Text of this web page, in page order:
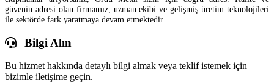
güvenin adresi olan firmamız, uzman ekibi ve gelişmiş üretim teknolojileri
ile sektörde fark yaratmaya devam etmektedir.
Bilgi Alın
Bu hizmet hakkında detaylı bilgi almak veya teklif istemek için
bizimle iletişime geçin.